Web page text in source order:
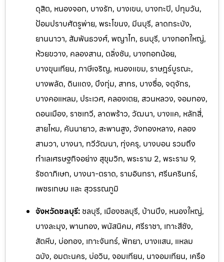
ดุสิต, หนองจอก, บางรัก, บางเขน, บางกะปิ, ปทุมวัน,
ป้อมปราบศัตรูพ่าย, พระโขนง, มีนบุรี, ลาดกระบัง,
ยานนาวา, สัมพันธวงศ์, พญาไท, ธนบุรี, บางกอกใหญ่,
ห้วยขวาง, คลองสาน, ตลิ่งชัน, บางกอกน้อย,
บางขุนเทียน, ภาษีเจริญ, หนองแขม, ราษฎร์บูรณะ,
บางพลัด, ดินแดง, บึงกุ่ม, สาทร, บางซื่อ, จตุจักร,
บางคอแหลม, ประเวศ, คลองเตย, สวนหลวง, จอมทอง,
ดอนเมือง, ราชเทวี, ลาดพร้าว, วัฒนา, บางแค, หลักสี่,
สายไหม, คันนายาว, สะพานสูง, วังทองหลาง, คลอง
สามวา, บางนา, ทวีวัฒนา, ทุ่งครุ, บางบอน รวมถึง
ทำเลเศรษฐกิจอย่าง สุขุมวิท, พระราม 2, พระราม 9,
รัชดาภิเษก, บางนา-ตราด, รามอินทรา, ศรีนครินทร์,
เพชรเกษม และ สุวรรณภูมิ
จังหวัดชลบุรี: ชลบุรี, เมืองชลบุรี, บ้านบึง, หนองใหญ่,
บางละมุง, พานทอง, พนัสนิคม, ศรีราชา, เกาะสีชัง,
สัตหีบ, บ่อทอง, เกาะจันทร์, พัทยา, บางแสน, แหลม
ฉบัง, อมตะนคร, บ่อวิน, จอมเทียน, นาจอมเทียน, เครือ